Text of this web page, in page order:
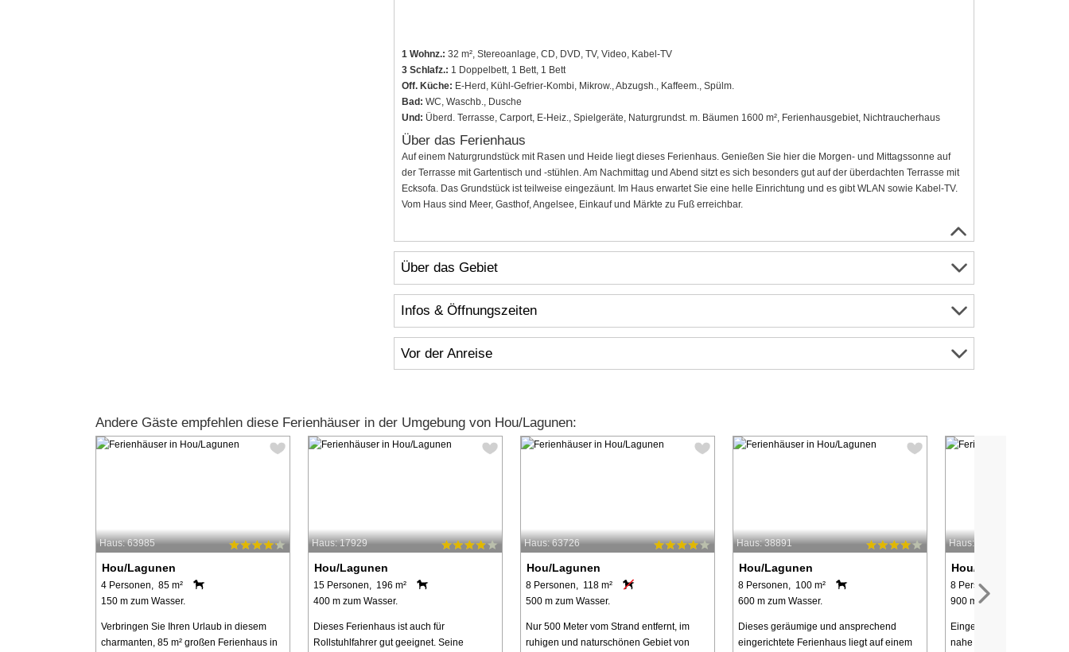
1 Wohnz.: 32 m², Stereoanlage, CD, DVD, TV, Video, Kabel-TV
3 Schlafz.: 1 Doppelbett, 1 Bett, 1 Bett
Off. Küche: E-Herd, Kühl-Gefrier-Kombi, Mikrow., Abzugsh., Kaffeem., Spülm.
Bad: WC, Waschb., Dusche
Und: Überd. Terrasse, Carport, E-Heiz., Spielgeräte, Naturgrundst. m. Bäumen 1600 m², Ferienhausgebiet, Nichtraucherhaus
Über das Ferienhaus
Auf einem Naturgrundstück mit Rasen und Heide liegt dieses Ferienhaus. Genießen Sie hier die Morgen- und Mittagssonne auf
der Terrasse mit Gartentisch und -stühlen. Am Nachmittag und Abend sitzt es sich besonders gut auf der überdachten Terrasse mit
Ecksofa. Das Grundstück ist teilweise eingezäunt. Im Haus erwartet Sie eine helle Einrichtung und es gibt WLAN sowie Kabel-TV.
Vom Haus sind Meer, Gasthof, Angelsee, Einkauf und Märkte zu Fuß erreichbar.
Über das Gebiet
Infos & Öffnungszeiten
Vor der Anreise
Andere Gäste empfehlen diese Ferienhäuser in der Umgebung von Hou/Lagunen:
Haus: 63985
Hou/Lagunen
4 Personen, 85 m²
150 m zum Wasser.
Verbringen Sie Ihren Urlaub in diesem
charmanten, 85 m² großen Ferienhaus in
Haus: 17929
Hou/Lagunen
15 Personen, 196 m²
400 m zum Wasser.
Dieses Ferienhaus ist auch für
Rollstuhlfahrer gut geeignet. Seine
Haus: 63726
Hou/Lagunen
8 Personen, 118 m²
500 m zum Wasser.
Nur 500 Meter vom Strand entfernt, im
ruhigen und naturschönen Gebiet von
Haus: 38891
Hou/Lagunen
8 Personen, 100 m²
600 m zum Wasser.
Dieses geräumige und ansprechend
eingerichtete Ferienhaus liegt auf einem
Haus: 44685
Hou/Lagunen
8 Personen, 97 m²
900 m zum Wasser.
Eingebettet in die ruhige
nahe der Lagune bietet